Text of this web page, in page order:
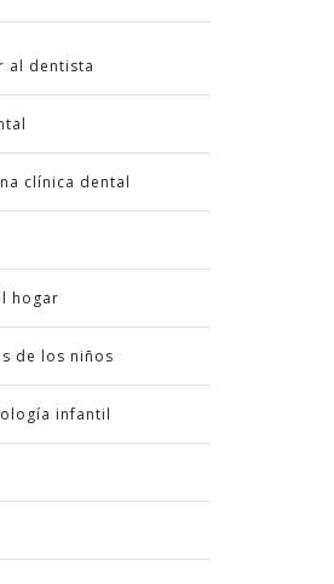
al dentista
clínica dental
hogar
de los niños
infantil